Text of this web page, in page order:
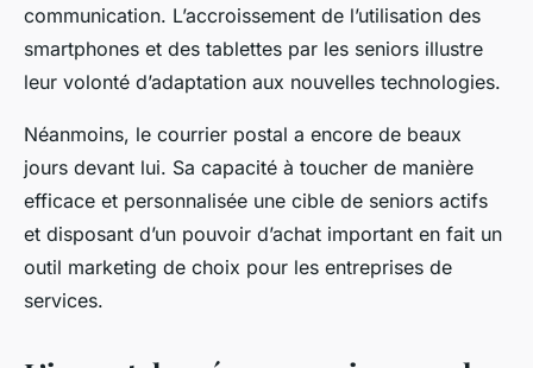
communication. L’accroissement de l’utilisation des
smartphones et des tablettes par les seniors illustre
leur volonté d’adaptation aux nouvelles technologies.
Néanmoins, le courrier postal a encore de beaux
jours devant lui. Sa capacité à toucher de manière
efficace et personnalisée une cible de seniors actifs
et disposant d’un pouvoir d’achat important en fait un
outil marketing de choix pour les entreprises de
services.